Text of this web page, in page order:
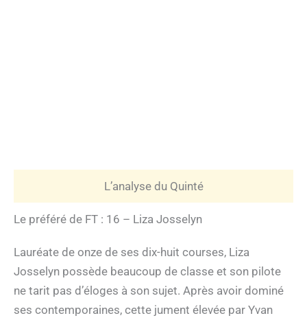
L’analyse du Quinté
Le préféré de FT : 16 – Liza Josselyn
Lauréate de onze de ses dix-huit courses, Liza
Josselyn possède beaucoup de classe et son pilote
ne tarit pas d’éloges à son sujet. Après avoir dominé
ses contemporaines, cette jument élevée par Yvan